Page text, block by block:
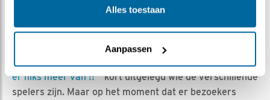
Alles toestaan
Aanpassen
Jan-Willem BDL | Geplaatst op 12 maart 2020, 9:26 |
Vind ik leuk| Bewaar dit filmpje|
915x
Het identificeren van bezoekers van het nest is altijd
lastig. Leo heeft pas in zijn blog “
Wie is nou wie, ik snap
er niks meer van !!” kort uitgelegd wie de verschillende
spelers zijn. Maar op het moment dat er bezoekers